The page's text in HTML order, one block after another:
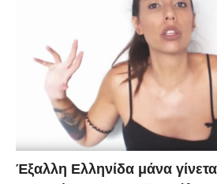
Έξαλλη Ελληνίδα μάνα